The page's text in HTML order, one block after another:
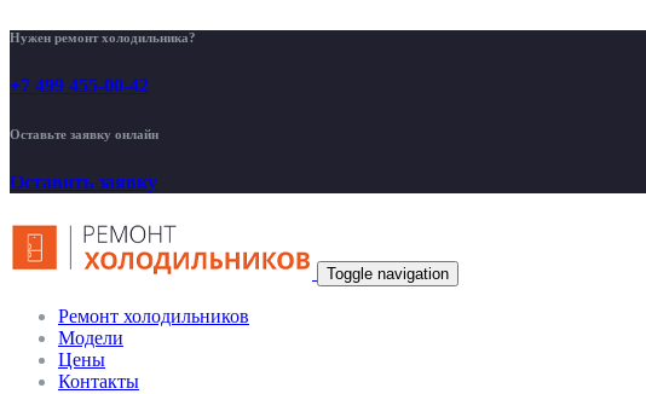
Нужен ремонт холодильника?
+7 499 455-00-42
Оставьте заявку онлайн
Оставить заявку
Toggle navigation
Ремонт холодильников
Модели
Цены
Контакты